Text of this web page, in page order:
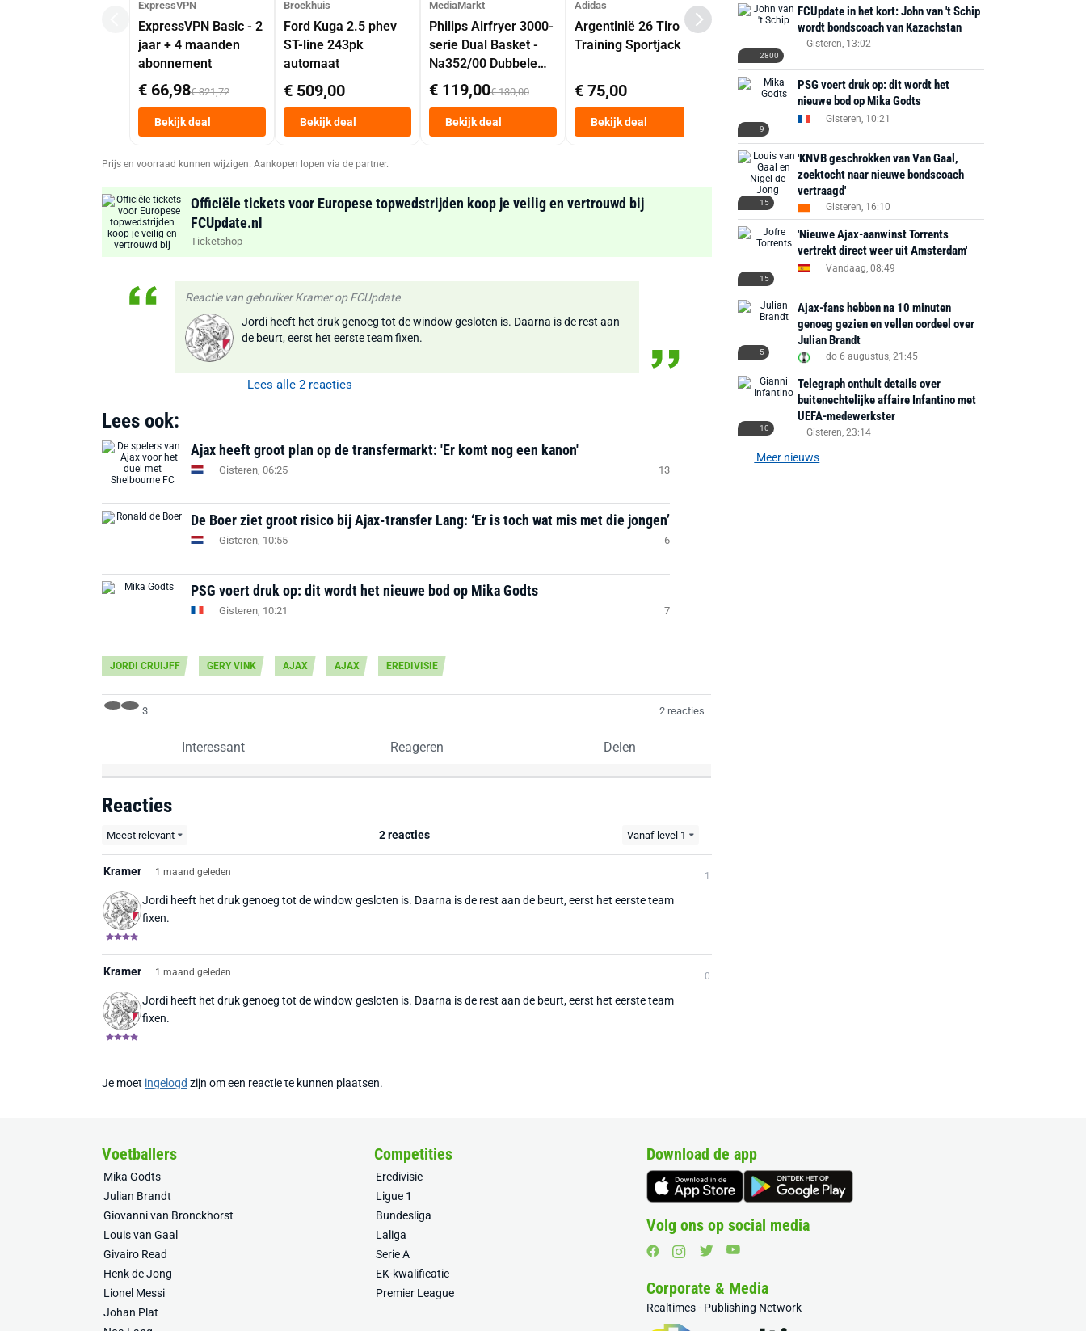
ExpressVPN
ExpressVPN Basic - 2
jaar + 4 maanden
abonnement
€ 66,98€ 321,72
Bekijk deal
Broekhuis
Ford Kuga 2.5 phev
ST-line 243pk
automaat
€ 509,00
Bekijk deal
MediaMarkt
Philips Airfryer 3000-
serie Dual Basket -
Na352/00 Dubbele
Mand 9 L Tot 6
Personen
Heteluchtfriteuse
Zwart
€ 119,00€ 130,00
Bekijk deal
Adidas
Argentinië 26 Tiro
Training Sportjack
€ 75,00
Bekijk deal
MediaMarkt
EA Sports FC 26 -
PlayStation 5
€ 29,99
Bekijk deal
Adidas
F50 Messi Elite Firm
Ground Boots Kids
€ 78,00€ 130,00
Bekijk deal
Prijs en voorraad kunnen wijzigen. Aankopen lopen via de partner.
Officiële tickets voor Europese topwedstrijden koop je veilig en vertrouwd bij
FCUpdate.nl
Ticketshop
Reactie van gebruiker Kramer op FCUpdate
Jordi heeft het druk genoeg tot de window gesloten is. Daarna is de rest aan
de beurt, eerst het eerste team fixen.
Lees alle 2 reacties
Lees ook:
Ajax heeft groot plan op de transfermarkt: 'Er komt nog een kanon'
Gisteren, 06:25 13
De Boer ziet groot risico bij Ajax-transfer Lang: ‘Er is toch wat mis met die jongen’
Gisteren, 10:55 6
PSG voert druk op: dit wordt het nieuwe bod op Mika Godts
Gisteren, 10:21 7
JORDI CRUIJFF GERY VINK AJAX AJAX EREDIVISIE
3 2 reacties
Interessant Reageren Delen
Reacties
Meest relevant 2 reacties Vanaf level 1
Kramer 1 maand geleden 1
Jordi heeft het druk genoeg tot de window gesloten is. Daarna is de rest aan de beurt, eerst het eerste team
fixen.
Kramer 1 maand geleden 0
Jordi heeft het druk genoeg tot de window gesloten is. Daarna is de rest aan de beurt, eerst het eerste team
fixen.
Je moet ingelogd zijn om een reactie te kunnen plaatsen.
2800
FCUpdate in het kort: John van 't Schip
wordt bondscoach van Kazachstan
Gisteren, 13:02
9
PSG voert druk op: dit wordt het
nieuwe bod op Mika Godts
Gisteren, 10:21
15
'KNVB geschrokken van Van Gaal,
zoektocht naar nieuwe bondscoach
vertraagd'
Gisteren, 16:10
15
'Nieuwe Ajax-aanwinst Torrents
vertrekt direct weer uit Amsterdam'
Vandaag, 08:49
5
Ajax-fans hebben na 10 minuten
genoeg gezien en vellen oordeel over
Julian Brandt
do 6 augustus, 21:45
10
Telegraph onthult details over
buitenechtelijke affaire Infantino met
UEFA-medewerkster
Gisteren, 23:14
Meer nieuws
Voetballers
Mika Godts
Julian Brandt
Giovanni van Bronckhorst
Louis van Gaal
Givairo Read
Henk de Jong
Lionel Messi
Johan Plat
Competities
Eredivisie
Ligue 1
Bundesliga
Laliga
Serie A
EK-kwalificatie
Premier League
Download de app
Volg ons op social media
Corporate & Media
Realtimes - Publishing Network